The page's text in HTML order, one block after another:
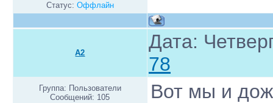
Статус: Оффлайн
A2
Дата:
78
Группа: Пользователи
Сообщений: 105
Вот мы и